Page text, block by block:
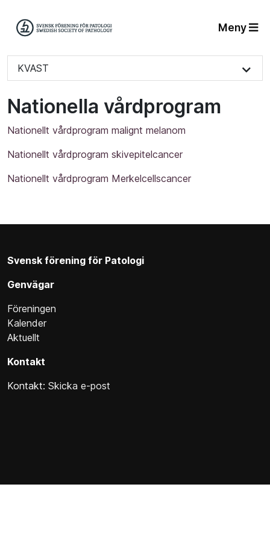
Meny
KVAST
Nationella vårdprogram
Nationellt vårdprogram malignt melanom
Nationellt vårdprogram skivepitelcancer
Nationellt vårdprogram Merkelcellscancer
Svensk förening för Patologi
Genvägar
Föreningen
Kalender
Aktuellt
Kontakt
Kontakt: Skicka e-post